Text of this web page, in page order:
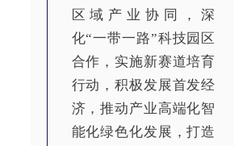
区域产业协同，深
化“一带一路”科技园区
合作，实施新赛道培育
行动，积极发展首发经
济，推动产业高端化智
能化绿色化发展，打造